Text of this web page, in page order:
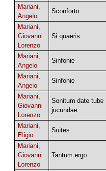
Mariani,
Angelo
Sconforto
Mariani,
Giovanni
Lorenzo
Si quaeris
Mariani,
Angelo
Sinfonie
Mariani,
Angelo
Sinfonie
Mariani,
Giovanni
Lorenzo
Sonitum date tube
jucundae
Mariani,
Eligio
Suites
Mariani,
Giovanni
Lorenzo
Tantum ergo